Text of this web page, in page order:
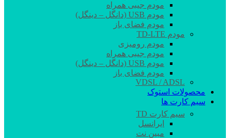
مودم جیبی همراه
مودم USB (دانگل – دینگل)
مودم فضای باز
مودم TD-LTE
مودم رومیزی
مودم جیبی همراه
مودم USB (دانگل – دینگل)
مودم فضای باز
VDSL / ADSL
محصولات استوک
سیم کارت ها
سیم کارت TD
ایرانسل
مبین نت